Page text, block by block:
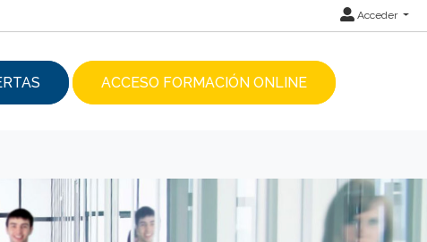
Acceder
ACCESO FORMACIÓN ONLINE